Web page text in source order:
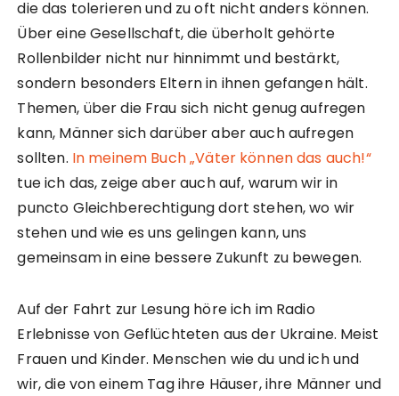
die das tolerieren und zu oft nicht anders können.
Über eine Gesellschaft, die überholt gehörte
Rollenbilder nicht nur hinnimmt und bestärkt,
sondern besonders Eltern in ihnen gefangen hält.
Themen, über die Frau sich nicht genug aufregen
kann, Männer sich darüber aber auch aufregen
sollten. In meinem Buch „Väter können das auch!“
tue ich das, zeige aber auch auf, warum wir in
puncto Gleichberechtigung dort stehen, wo wir
stehen und wie es uns gelingen kann, uns
gemeinsam in eine bessere Zukunft zu bewegen.
Auf der Fahrt zur Lesung höre ich im Radio
Erlebnisse von Geflüchteten aus der Ukraine. Meist
Frauen und Kinder. Menschen wie du und ich und
wir, die von einem Tag ihre Häuser, ihre Männer und